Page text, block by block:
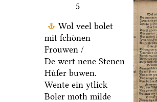
5
Wol veel bolet
mit ſchoͤnen
Frouwen /
De wert nene Stenen
Huͤſer buwen.
Wente ein ytlick
Boler moth milde